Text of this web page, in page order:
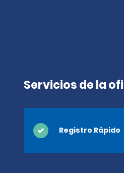
Servicios de la
Registro Rápido